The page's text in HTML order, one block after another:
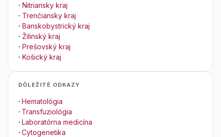
· Nitriansky kraj
· Trenčiansky kraj
· Banskobystrický kraj
· Žilinský kraj
· Prešovský kraj
· Košický kraj
DÔLEŽITÉ ODKAZY
· Hematológia
· Transfuziológia
· Laboratórna medicína
· Cytogenetika